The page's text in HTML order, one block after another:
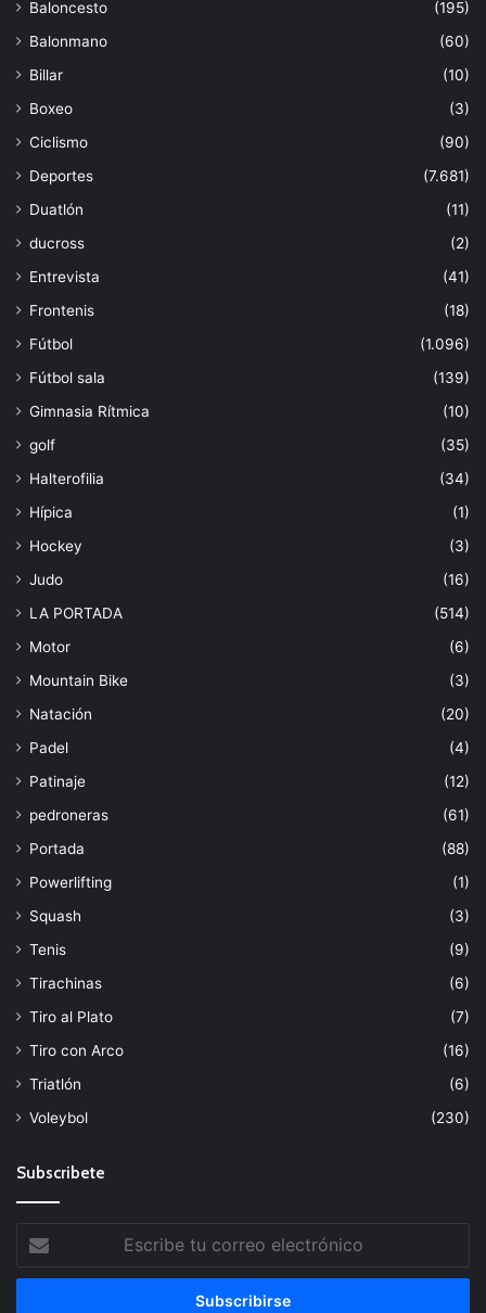
Baloncesto
(195)
Balonmano
(60)
Billar
(10)
Boxeo
(3)
Ciclismo
(90)
Deportes
(7.681)
Duatlón
(11)
ducross
(2)
Entrevista
(41)
Frontenis
(18)
Fútbol
(1.096)
Fútbol sala
(139)
Gimnasia Rítmica
(10)
golf
(35)
Halterofilia
(34)
Hípica
(1)
Hockey
(3)
Judo
(16)
LA PORTADA
(514)
Motor
(6)
Mountain Bike
(3)
Natación
(20)
Padel
(4)
Patinaje
(12)
pedroneras
(61)
Portada
(88)
Powerlifting
(1)
Squash
(3)
Tenis
(9)
Tirachinas
(6)
Tiro al Plato
(7)
Tiro con Arco
(16)
Triatlón
(6)
Voleybol
(230)
Subscribete
Escribe
tu
correo